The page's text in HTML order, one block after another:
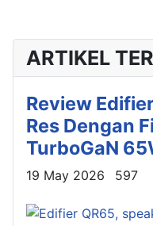
ARTIKEL
Review
Res Dengan
TurboGaN
Details
19 May 2026 597